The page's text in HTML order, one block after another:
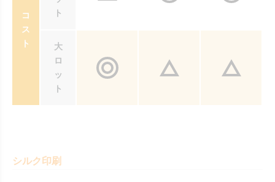
コ
ス
ト
ト
大
ロ
ッ
ト
シルク印刷